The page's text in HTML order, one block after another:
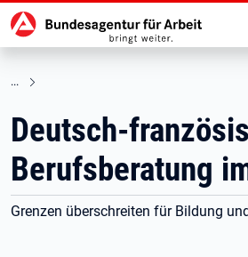
zu den Hauptinhalten springen
Hauptnavigation
Deutsch-
Berufsberatung
Grenzen überschreiten für Bildung